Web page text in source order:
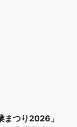
まつり2026」